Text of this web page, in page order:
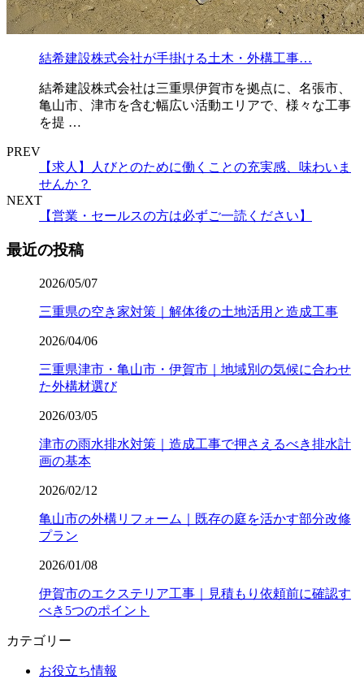
結希建設株式会社が手掛ける土木・外構工事…
結希建設株式会社は三重県伊賀市を拠点に、名張市、
亀山市、津市を含む幅広い活動エリアで、様々な工事
を提 …
PREV
【求人】人びとのために働くことの充実感、味わいま
せんか？
NEXT
【営業・セールスの方は必ずご一読ください】
最近の投稿
2026/05/07
三重県の空き家対策｜解体後の土地活用と造成工事
2026/04/06
三重県津市・亀山市・伊賀市｜地域別の気候に合わせ
た外構材選び
2026/03/05
津市の雨水排水対策｜造成工事で押さえるべき排水計
画の基本
2026/02/12
亀山市の外構リフォーム｜既存の庭を活かす部分改修
プラン
2026/01/08
伊賀市のエクステリア工事｜見積もり依頼前に確認す
べき5つのポイント
カテゴリー
お役立ち情報